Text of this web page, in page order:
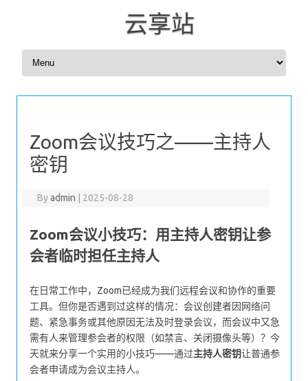
云享站
Skip to content
Zoom会议技巧之——主持人
密钥
Byadmin 2025-08-28
Zoom会议小技巧：用主持人密钥让参
会者临时担任主持人
在日常工作中，Zoom已经成为我们远程会议和协作的重要
工具。但你是否遇到过这样的情况：会议创建者因网络问
题、紧急事务或其他原因无法及时登录会议，而会议中又急
需有人来管理参会者的权限（如禁言、关闭摄像头等）？今
天就来分享一个实用的小技巧——通过主持人密钥让普通参
会者申请成为会议主持人。